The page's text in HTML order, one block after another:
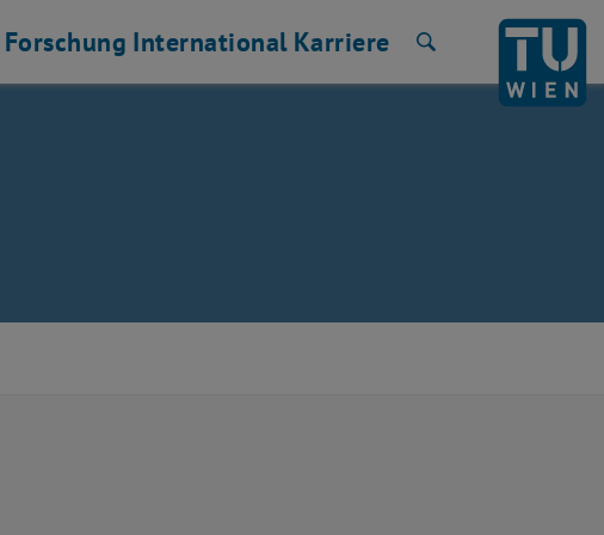
Forschung International Karriere